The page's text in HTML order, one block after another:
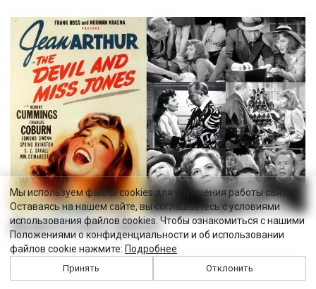
Дьявол и мисс Джонс
Мы используем файлы cookies для улучшения работы сайта.
Оставаясь на нашем сайте, вы соглашаетесь с условиями
использования файлов cookies. Чтобы ознакомиться с нашими
Положениями о конфиденциальности и об использовании
файлов cookie нажмите: Подробнее
Принять Отклонить